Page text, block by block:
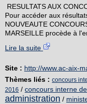
RESULTATS AUX
Pour accéder aux
NOUVEAUTE
MARSEILLE procède à
Lire la suite
Site : http://www.ac-aix-
Thèmes liés : concours
2016 / concours interne
administration /